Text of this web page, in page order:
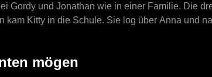
Gordy und Jonathan wie in einer Familie. Die
kam Kitty in die Schule. Sie log über Anna und
mögen